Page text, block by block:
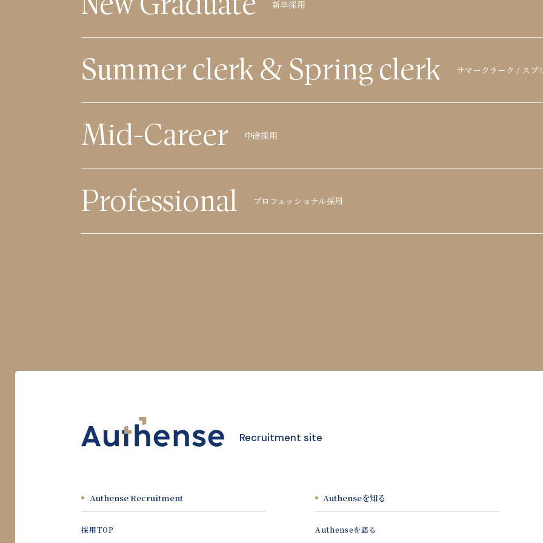
新卒採用
Summer clerk &Spring clerk サマークラーク / スプ
Mid-Career 中途採用
Professional プロフェッショナル採用
Recruitment site
Authense Recruitment
採用TOP
Authenseを知る
Authenseを語る